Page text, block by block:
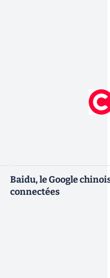
Baidu, le Google
connectées